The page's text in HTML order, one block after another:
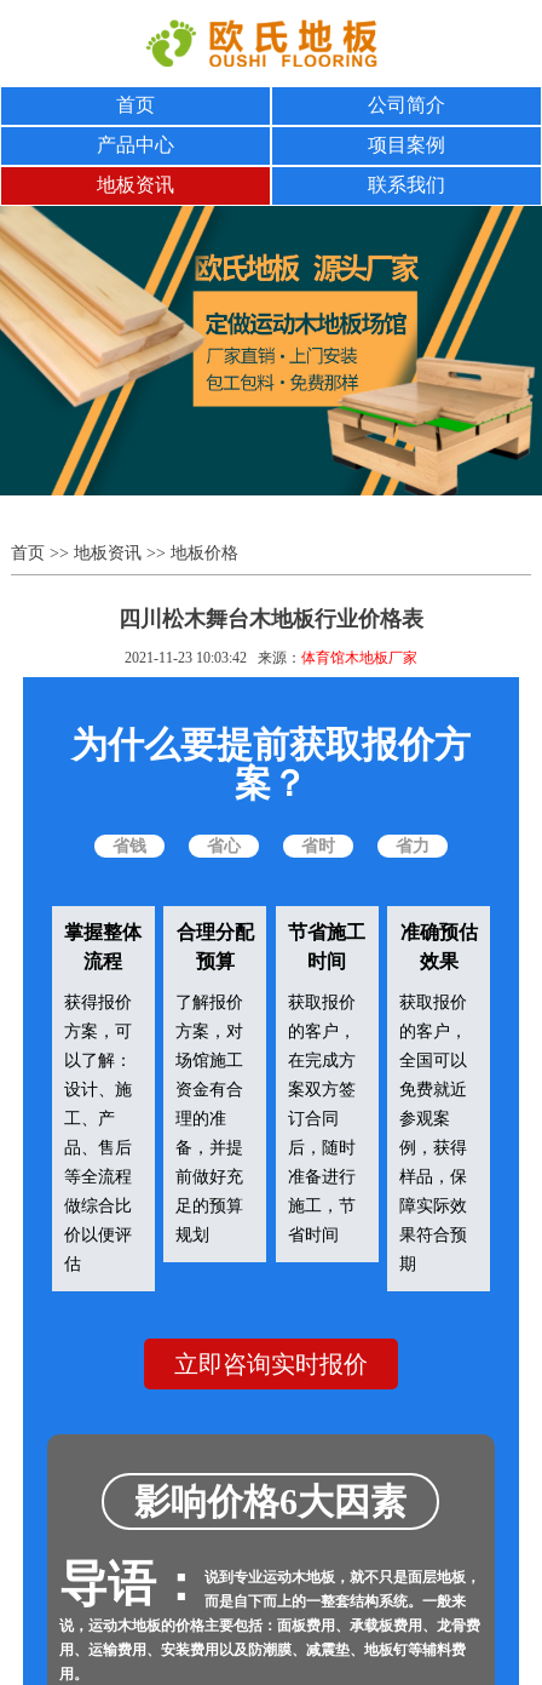
首页
公司简介
产品中心
项目案例
地板资讯
联系我们
首页>> 地板资讯>> 地板价格
四川松木舞台木地板行业价格表
2021-11-23 10:03:42 来源： 体育馆木地板厂家
为什么要提前获取报价方
案？
省钱 省心 省时 省力
掌握整体
流程
获得报价
方案，可
以了解：
设计、施
工、产
品、售后
等全流程
做综合比
价以便评
估
合理分配
预算
了解报价
方案，对
场馆施工
资金有合
理的准
备，并提
前做好充
足的预算
规划
节省施工
时间
获取报价
的客户，
在完成方
案双方签
订合同
后，随时
准备进行
施工，节
省时间
准确预估
效果
获取报价
的客户，
全国可以
免费就近
参观案
例，获得
样品，保
障实际效
果符合预
期
立即咨询实时报价
影响价格6大因素
导语：
说到专业运动木地板，就不只是面层地板，
而是自下而上的一整套结构系统。一般来
说，运动木地板的价格主要包括：面板费用、承载板费用、龙骨费
用、运输费用、安装费用以及防潮膜、减震垫、地板钉等辅料费
用。